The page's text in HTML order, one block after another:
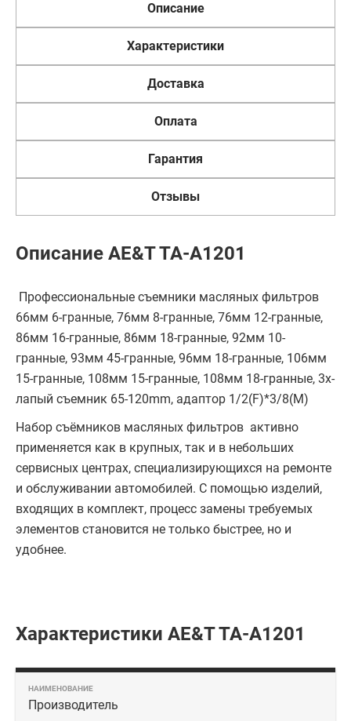
Описание
Характеристики
Доставка
Оплата
Гарантия
Отзывы
Описание AE&T TA-A1201
Профессиональные съемники масляных фильтров
66мм 6-гранные, 76мм 8-гранные, 76мм 12-гранные,
86мм 16-гранные, 86мм 18-гранные, 92мм 10-
гранные, 93мм 45-гранные, 96мм 18-гранные, 106мм
15-гранные, 108мм 15-гранные, 108мм 18-гранные, 3х-
лапый съемник 65-120mm, адаптор 1/2(F)*3/8(M)
Набор съёмников масляных фильтров активно
применяется как в крупных, так и в небольших
сервисных центрах, специализирующихся на ремонте
и обслуживании автомобилей. С помощью изделий,
входящих в комплект, процесс замены требуемых
элементов становится не только быстрее, но и
удобнее.
Характеристики AE&T TA-A1201
Производитель